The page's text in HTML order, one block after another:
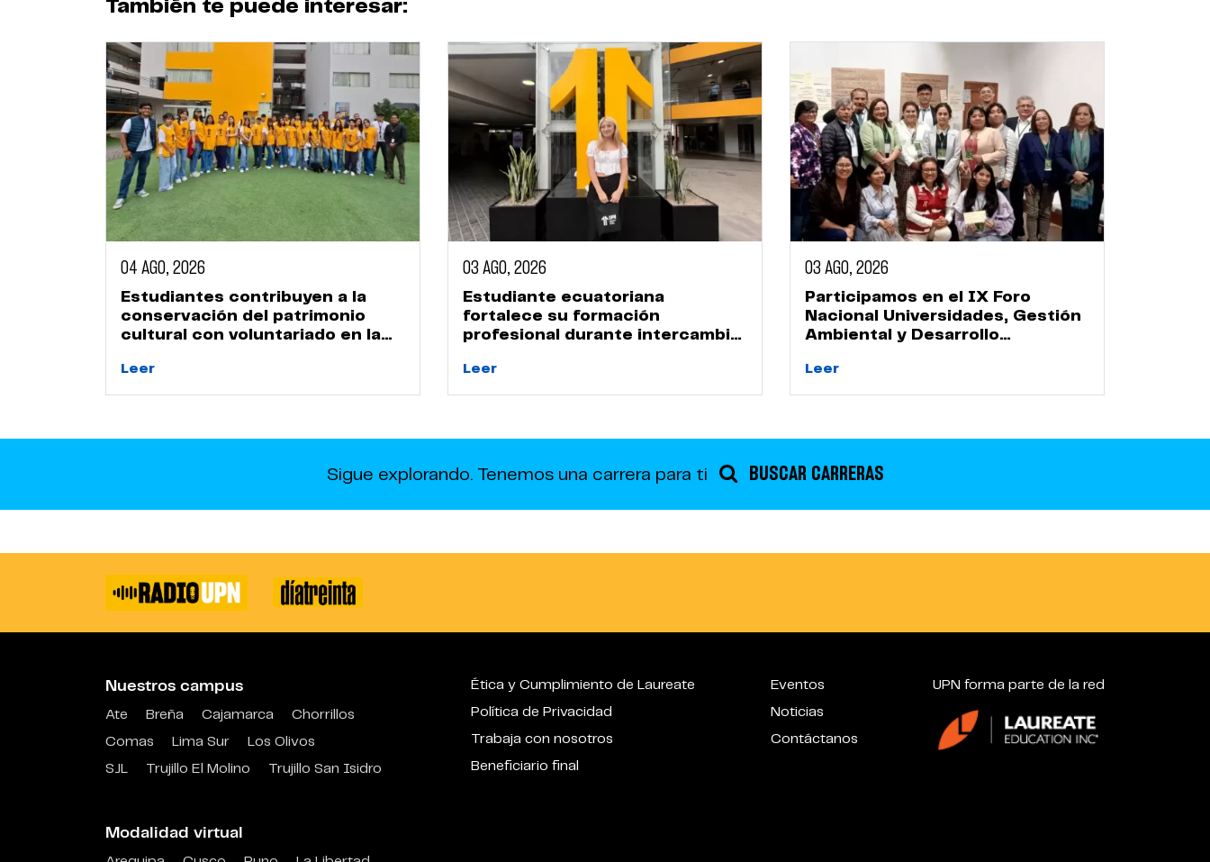
También te puede interesar:
04 AGO, 2026
Estudiantes contribuyen a la
conservación del patrimonio
cultural con voluntariado en la
Leer
03 AGO, 2026
Estudiante ecuatoriana
fortalece su formación
profesional durante intercambio
Leer
03 AGO, 2026
Participamos en el IX Foro
Nacional Universidades, Gestión
Ambiental y Desarrollo
Leer
Sigue explorando. Tenemos una carrera para ti BUSCAR CARRERAS
Nuestros campus
Ate Breña Cajamarca
Chorrillos
Comas
Lima Sur
Los Olivos
SJL
Trujillo El Molino Trujillo San Isidro
Modalidad virtual
Ética y Cumplimiento de Laureate
Política de Privacidad
Trabaja con nosotros
Beneficiario final
Eventos
Noticias
Contáctanos
UPN forma parte de la red